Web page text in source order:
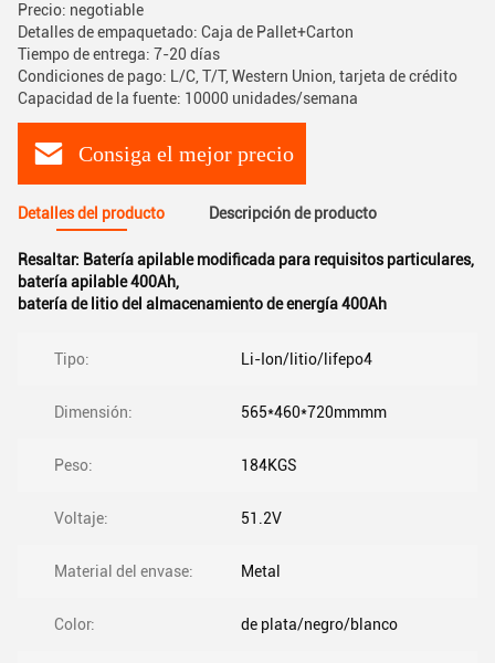
Precio: negotiable
Detalles de empaquetado: Caja de Pallet+Carton
Tiempo de entrega: 7-20 días
Condiciones de pago: L/C, T/T, Western Union, tarjeta de crédito
Capacidad de la fuente: 10000 unidades/semana
Consiga el mejor precio
Detalles del producto Descripción de producto
Resaltar: Batería apilable modificada para requisitos particulares,
batería apilable 400Ah,
batería de litio del almacenamiento de energía 400Ah
Tipo: Li-Ion/litio/lifepo4
Dimensión: 565*460*720mmmm
Peso: 184KGS
Voltaje: 51.2V
Material del envase: Metal
Color: de plata/negro/blanco